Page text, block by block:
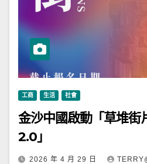
工商 生活 社會
金沙中國啟動「草堆街
2.0」
2026 年 4 月 29 日